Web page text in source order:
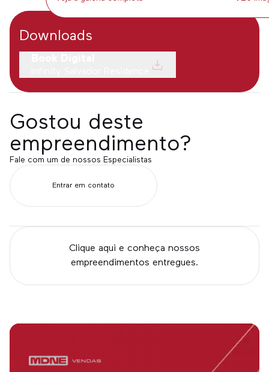
Implantação Acesso
Downloads
Gostou deste
empreendimento?
Fale com um de nossos Especialistas
Entrar em contato
Clique aqui e conheça nossos
empreendimentos entregues.